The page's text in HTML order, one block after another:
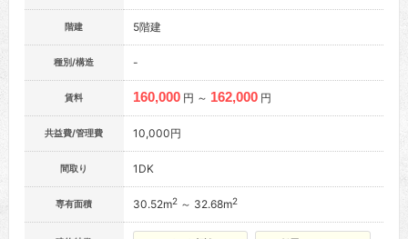
階建 5階建
種別/構造 -
賃料 160,000 円 ～ 162,000 円
共益費/管理費 10,000円
間取り 1DK
専有面積 30.52m2～ 32.68m2